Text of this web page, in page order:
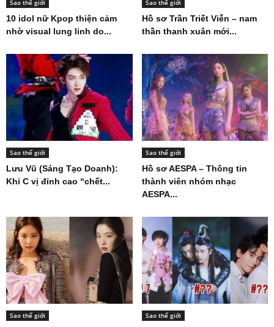
Sao thế giới
10 idol nữ Kpop thiện cảm
nhờ visual lung linh do...
Sao thế giới
Hồ sơ Trần Triết Viễn – nam
thần thanh xuân mới...
Sao thế giới
Lưu Vũ (Sáng Tạo Doanh):
Khi C vị đỉnh cao “chết...
Sao thế giới
Hồ sơ AESPA – Thông tin
thành viên nhóm nhạc
AESPA...
Sao thế giới Sao thế giới